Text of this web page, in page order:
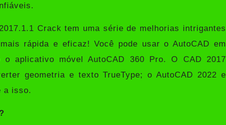
Crack tem uma série de melhorias intrigantes
rápida e eficaz! Você pode usar o AutoCAD em
aplicativo móvel AutoCAD 360 Pro. O CAD 2017
geometria e texto TrueType; o AutoCAD 2022 e
a isso.
?